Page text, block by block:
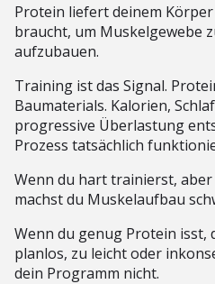
Protein liefert deinem
braucht, um Muskelgewebe
aufzubauen.
Training ist das Signal.
Baumaterials. Kalorien,
progressive Überlastung
Prozess tatsächlich
Wenn du hart trainierst,
machst du Muskelaufbau
Wenn du genug Protein isst,
planlos, zu leicht oder
dein Programm nicht.